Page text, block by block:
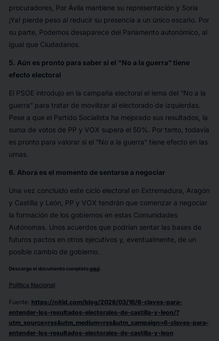
procuradores, Por Ávila mantiene su representación y Soria
¡Ya! pierde peso al reducir su presencia a un único escaño. Por
su parte, Podemos desaparece del Parlamento autonómico, al
igual que Ciudadanos.
5. Aún es pronto para saber si el “No a la guerra” tiene
efecto electoral
El PSOE introdujo en la campaña electoral el lema del “No a la
guerra” para tratar de movilizar al electorado de izquierdas.
Pese a que el Partido Socialista ha mejorado sus resultados, la
suma de votos de PP y VOX supera el 50%. Por tanto, todavía
es pronto para valorar si el “No a la guerra” tiene efecto en las
urnas.
6. Ahora es el momento de sentarse a negociar
Una vez concluido este ciclo electoral en Extremadura, Aragón
y Castilla y León, PP y VOX tendrán que comenzar a negociar
la formación de los gobiernos en estas Comunidades
Autónomas. Unos acuerdos que podrían sentar las bases de
futuros pactos en otros ejecutivos y, eventualmente, de un
posible cambio de gobierno.
Descarga el documento completoaquí.
Política Nacional
Fuente: https://nitid.com/blog/2026/03/16/6-claves-para-
entender-los-resultados-electorales-de-castilla-y-leon/?
utm_source=rss&utm_medium=rss&utm_campaign=6-claves-para-
entender-los-resultados-electorales-de-castilla-y-leon